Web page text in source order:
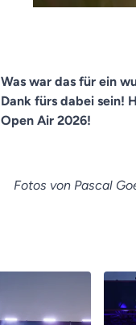
Was war das für ein
Dank fürs dabei sein!
Open Air 2026!
Fotos von Pascal